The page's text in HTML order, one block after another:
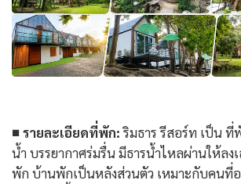
■ รายละเอียดที่พัก:ริมธาร รีสอร์ท เป็น ที่
น้ำ บรรยากาศร่มรื่น มีธารน้ำไหลผ่านให้ลง
พัก บ้านพักเป็นหลังส่วนตัว เหมาะกับคนที่